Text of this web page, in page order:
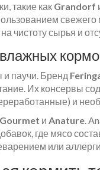
такие как Grandorf
свежего
чистоту сырья и
и паучи. Бренд
Их консервы
и
Gourmet и Anature.
где мясо
или